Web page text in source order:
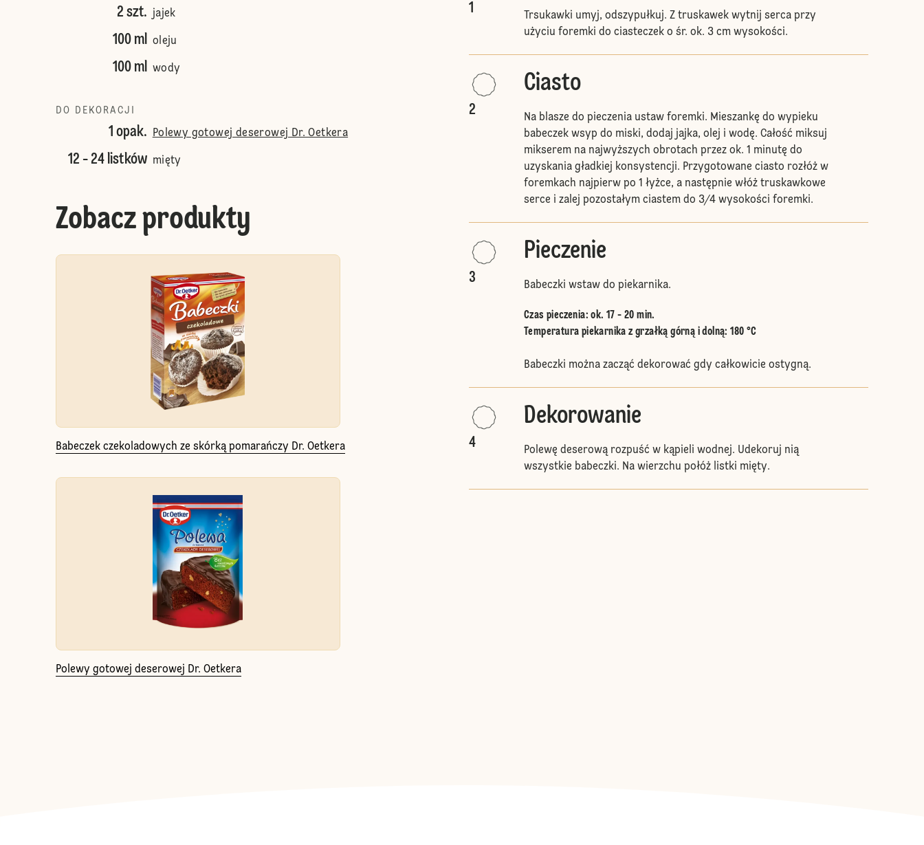
2 szt. jajek
100 ml oleju
100 ml wody
DO DEKORACJI
1 opak. Polewy gotowej deserowej Dr. Oetkera
12 - 24 listków mięty
Zobacz produkty
Babeczek czekoladowych ze skórką pomarańczy Dr. Oetkera
Polewy gotowej deserowej Dr. Oetkera
1
Trsukawki umyj, odszypułkuj. Z truskawek wytnij serca przy
użyciu foremki do ciasteczek o śr. ok. 3 cm wysokości.
2
Ciasto
Na blasze do pieczenia ustaw foremki. Mieszankę do wypieku
babeczek wsyp do miski, dodaj jajka, olej i wodę. Całość miksuj
mikserem na najwyższych obrotach przez ok. 1 minutę do
uzyskania gładkiej konsystencji. Przygotowane ciasto rozłóż w
foremkach najpierw po 1 łyżce, a następnie włóż truskawkowe
serce i zalej pozostałym ciastem do 3/4 wysokości foremki.
3
Pieczenie
Babeczki wstaw do piekarnika.
Czas pieczenia: ok. 17 - 20 min.
Temperatura piekarnika z grzałką górną i dolną: 180 °C
Babeczki można zacząć dekorować gdy całkowicie ostygną.
4
Dekorowanie
Polewę deserową rozpuść w kąpieli wodnej. Udekoruj nią
wszystkie babeczki. Na wierzchu połóż listki mięty.